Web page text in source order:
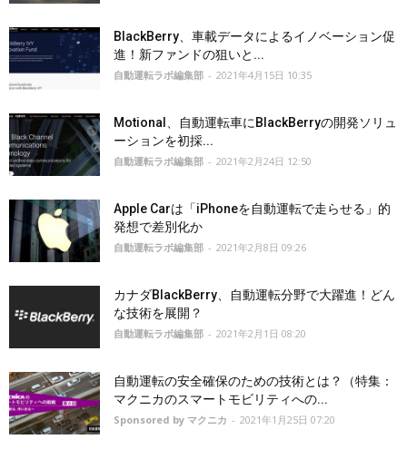
BlackBerry、車載データによるイノベーション促
進！新ファンドの狙いと...
自動運転ラボ編集部 - 2021年4月15日 10:35
Motional、自動運転車にBlackBerryの開発ソリュ
ーションを初採...
自動運転ラボ編集部 - 2021年2月24日 12:50
Apple Carは「iPhoneを自動運転で走らせる」的
発想で差別化か
自動運転ラボ編集部 - 2021年2月8日 09:26
カナダBlackBerry、自動運転分野で大躍進！どん
な技術を展開？
自動運転ラボ編集部 - 2021年2月1日 08:20
自動運転の安全確保のための技術とは？（特集：
マクニカのスマートモビリティへの...
Sponsored by マクニカ - 2021年1月25日 07:20